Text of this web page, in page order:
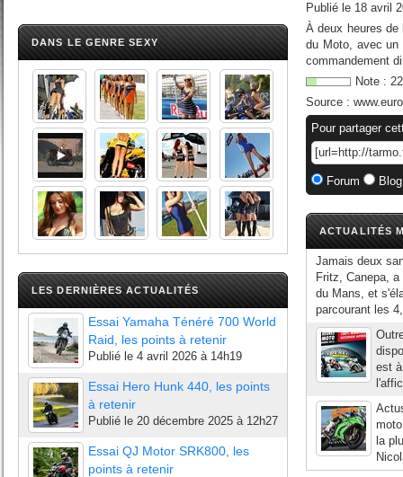
DANS LE GENRE SEXY
LES DERNIÈRES ACTUALITÉS
Essai Yamaha Ténéré 700 World
Raid, les points à retenir
Publié le 4 avril 2026 à 14h19
Essai Hero Hunk 440, les points
à retenir
Publié le 20 décembre 2025 à 12h27
Essai QJ Motor SRK800, les
points à retenir
Publié le 18 avril
À deux heures de
du Moto, avec un
commandement
Note : 22
Source :
Pour partager
Forum
ACTUALITÉS
Jamais deux
Fritz, Canepa,
du Mans, et
parcourant les
est
la